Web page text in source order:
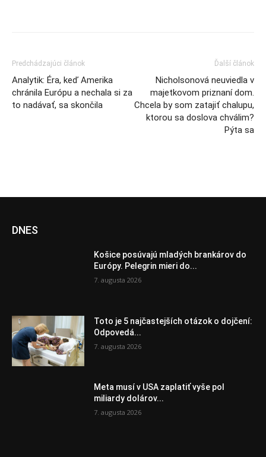
Predchádzajúci článok
Analytik: Éra, keď Amerika
chránila Európu a nechala si za
to nadávať, sa skončila
Ďalší článok
Nicholsonová neuviedla v
majetkovom priznaní dom.
Chcela by som zatajiť chalupu,
ktorou sa doslova chválim?
Pýta sa
DNES
Košice posúvajú mladých brankárov do
Európy. Pelegrin mieri do...
7. augusta 2026
Toto je 5 najčastejších otázok o dojčení:
Odpovedá...
7. augusta 2026
Meta musí v USA zaplatiť vyše pol
miliardy dolárov...
7. augusta 2026